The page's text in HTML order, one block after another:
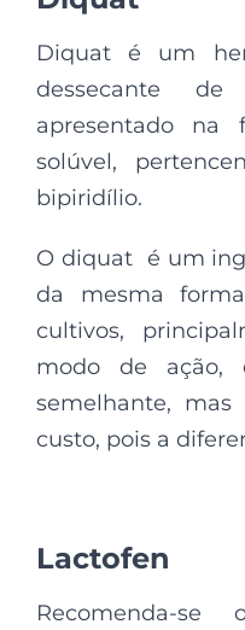
Diquat é um
dessecante
apresentado na
solúvel,
bipiridílio.
O diquat é um
da mesma
cultivos,
modo de ação,
semelhante,
custo, pois a
Lactofen
Recomenda-